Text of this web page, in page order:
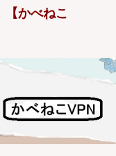
かべねこ